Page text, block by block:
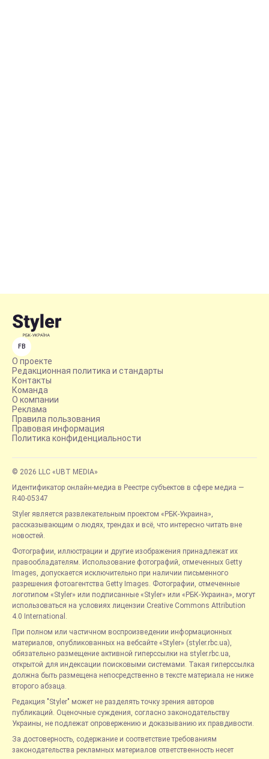
FB
О проекте
Редакционная политика и стандарты
Контакты
Команда
О компании
Реклама
Правила пользования
Правовая информация
Политика конфиденциальности
© 2026 LLC «UBT MEDIA»
Идентификатор онлайн-медиа в Реестре субъектов в сфере медиа —
R40-05347
Styler является развлекательным проектом «РБК-Украина»,
рассказывающим о людях, трендах и всё, что интересно читать вне
новостей.
Фотографии, иллюстрации и другие изображения принадлежат их
правообладателям. Использование фотографий, отмеченных Getty
Images, допускается исключительно при наличии письменного
разрешения фотоагентства Getty Images. Фотографии, отмеченные
логотипом «Styler» или подписанные «Styler» или «РБК-Украина», могут
использоваться на условиях лицензии Creative Commons Attribution
4.0 International.
При полном или частичном воспроизведении информационных
материалов, опубликованных на вебсайте «Styler» (styler.rbc.ua),
обязательно размещение активной гиперссылки на styler.rbc.ua,
открытой для индексации поисковыми системами. Такая гиперссылка
должна быть размещена непосредственно в тексте материала не ниже
второго абзаца.
Редакция "Styler" может не разделять точку зрения авторов
публикаций. Оценочные суждения, согласно законодательству
Украины, не подлежат опровержению и доказыванию их правдивости.
За достоверность, содержание и соответствие требованиям
законодательства рекламных материалов ответственность несет